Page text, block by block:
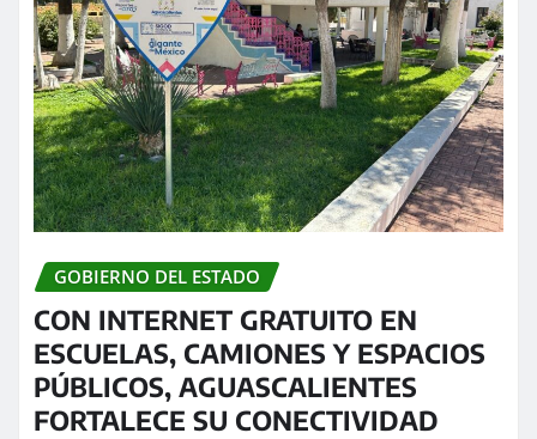
GOBIERNO DEL ESTADO
CON INTERNET GRATUITO EN
ESCUELAS, CAMIONES Y ESPACIOS
PÚBLICOS, AGUASCALIENTES
FORTALECE SU CONECTIVIDAD